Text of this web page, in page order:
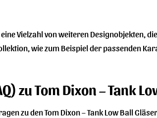
Vielzahl von weiteren Designobjekten,
wie zum Beispiel der passenden
zu Tom Dixon – Tank
zu den Tom Dixon – Tank Low Ball